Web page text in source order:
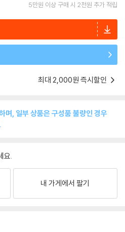
5만원 이상 구매 시 2천원 추가 적립
최대 2,000원 즉시할인
며, 일부 상품은 구성품 불량인 경우
요.
내 가게에서 팔기